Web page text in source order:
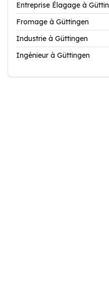
Entreprise Élagage à
Fromage à Güttingen
Industrie à Güttingen
Ingénieur à Güttingen